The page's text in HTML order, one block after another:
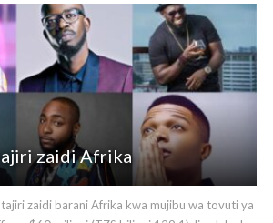
zaidi Afrika
zaidi barani Afrika kwa mujibu wa tovuti ya